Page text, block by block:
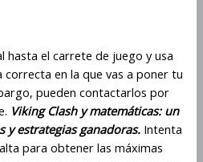
hasta el carrete de juego y usa
correcta en la que vas a poner tu
pueden contactarlos por
Viking Clash y matemáticas: un
y estrategias ganadoras. Intenta
para obtener las máximas